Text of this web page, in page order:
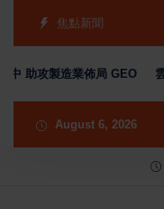
焦點新聞
攻製造業佈局 GEO 雲林宵
August 6, 2026